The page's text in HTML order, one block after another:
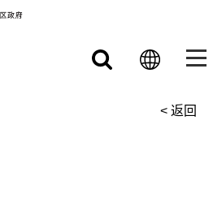
至主要内容
< 返回